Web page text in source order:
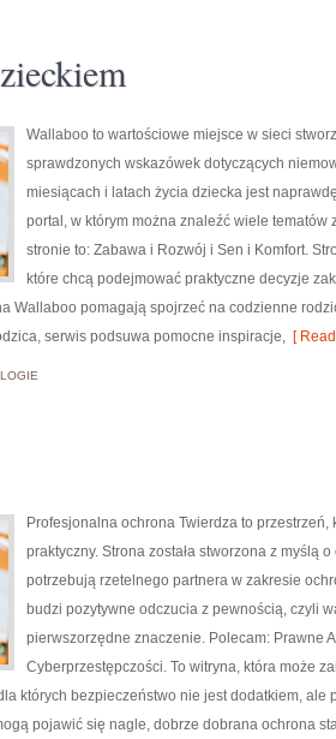
Wallaboo to wartościowe miejsce w sieci
sprawdzonych wskazówek dotyczących
miesiącach i latach życia dziecka jest
portal, w którym można znaleźć wiele
stronie to: Zabawa i Rozwój i Sen i Komfort.
które chcą podejmować praktyczne decyzje
Wallaboo pomagają spojrzeć na codzienne
serwis podsuwa pomocne inspiracje, [
Profesjonalna ochrona Twierdza to
praktyczny. Strona została stworzona z myślą
potrzebują rzetelnego partnera w zakresie
budzi pozytywne odczucia z pewnością, czyli
pierwszorzędne znaczenie. Polecam: Prawne
Cyberprzestępczości. To witryna, która może
których bezpieczeństwo nie jest dodatkiem, ale
pojawić się nagle, dobrze dobrana ochrona